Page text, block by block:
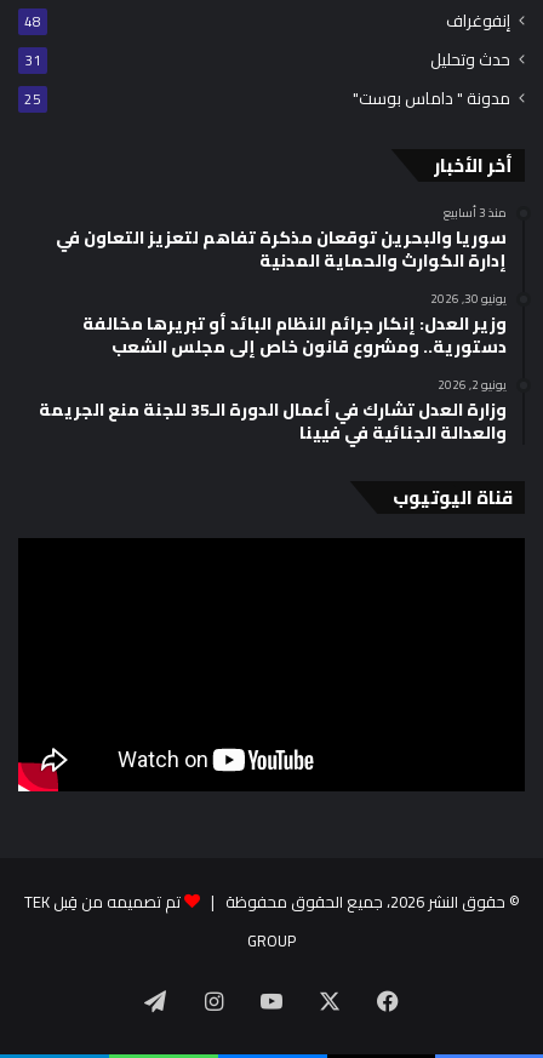
إنفوغراف 48
حدث وتحليل 31
مدونة " داماس بوست" 25
أخر الأخبار
منذ 3 أسابيع
سوريا والبحرين توقعان مذكرة تفاهم لتعزيز التعاون في
إدارة الكوارث والحماية المدنية
يونيو 30, 2026
وزير العدل: إنكار جرائم النظام البائد أو تبريرها مخالفة
دستورية.. ومشروع قانون خاص إلى مجلس الشعب
يونيو 2, 2026
وزارة العدل تشارك في أعمال الدورة الـ35 للجنة منع الجريمة
والعدالة الجنائية في فيينا
قناة اليوتيوب
© حقوق النشر 2026، جميع الحقوق محفوظة |
تم تصميمه من قِبل TEK
GROUP
فيسبوك ‫YouTubeانستقرامتيلقرام